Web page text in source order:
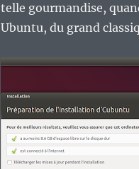
telle gourmandise,
Ubuntu, du grand